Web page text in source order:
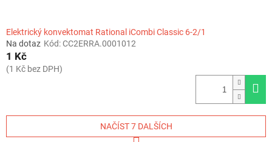
Elektrický konvektomat Rational iCombi Classic 6-2/1
Na dotaz Kód:CC2ERRA.0001012
1 Kč
(1 Kč bez DPH)
NAČÍST 7 DALŠÍCH